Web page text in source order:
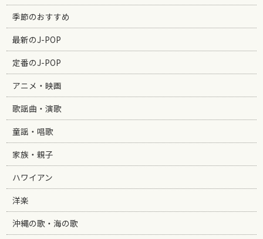
季節のおすすめ
最新のJ-POP
定番のJ-POP
アニメ・映画
歌謡曲・演歌
童謡・唱歌
家族・親子
ハワイアン
洋楽
沖縄の歌・海の歌